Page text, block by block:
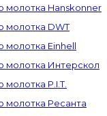
молотка Hanskonner
молотка DWT
молотка Einhell
молотка Интерскол
P.I.T.
молотка Ресанта